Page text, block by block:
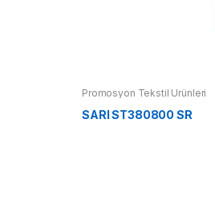
Promosyon Tekstil Ürünleri
SARI ST380800 SR